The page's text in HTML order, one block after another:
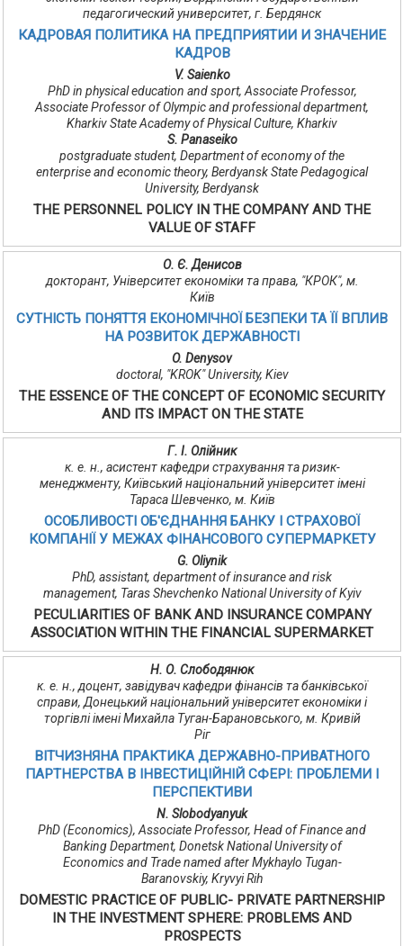
педагогический университет, г. Бердянск
КАДРОВАЯ ПОЛИТИКА НА ПРЕДПРИЯТИИ И ЗНАЧЕНИЕ
КАДРОВ
V. Saienko
PhD in physical education and sport, Associate Professor,
Associate Professor of Olympic and professional department,
Kharkiv State Academy of Physical Culture, Kharkiv
S. Panaseiko
postgraduate student, Department of economy of the
enterprise and economic theory, Berdyansk State Pedagogical
University, Berdyansk
THE PERSONNEL POLICY IN THE COMPANY AND THE
VALUE OF STAFF
О. Є. Денисов
докторант, Університет економіки та права, "КРОК", м.
Київ
СУТНІСТЬ ПОНЯТТЯ ЕКОНОМІЧНОЇ БЕЗПЕКИ ТА ЇЇ ВПЛИВ
НА РОЗВИТОК ДЕРЖАВНОСТІ
O. Denysov
doctoral, "KROK" University, Kiev
THE ESSENCE OF THE CONCEPT OF ECONOMIC SECURITY
AND ITS IMPACT ON THE STATE
Г. І. Олійник
к. е. н., асистент кафедри страхування та ризик-
менеджменту, Київський національний університет імені
Тараса Шевченко, м. Київ
ОСОБЛИВОСТІ ОБ'ЄДНАННЯ БАНКУ І СТРАХОВОЇ
КОМПАНІЇ У МЕЖАХ ФІНАНСОВОГО СУПЕРМАРКЕТУ
G. Oliynik
PhD, assistant, department of insurance and risk
management, Taras Shevchenko National University of Kyiv
PECULIARITIES OF BANK AND INSURANCE COMPANY
ASSOCIATION WITHIN THE FINANCIAL SUPERMARKET
Н. О. Слободянюк
к. е. н., доцент, завідувач кафедри фінансів та банківської
справи, Донецький національний університет економіки і
торгівлі імені Михайла Туган-Барановського, м. Кривій
Ріг
ВІТЧИЗНЯНА ПРАКТИКА ДЕРЖАВНО-ПРИВАТНОГО
ПАРТНЕРСТВА В ІНВЕСТИЦІЙНІЙ СФЕРІ: ПРОБЛЕМИ І
ПЕРСПЕКТИВИ
N. Slobodyanyuk
PhD (Economics), Associate Professor, Head of Finance and
Banking Department, Donetsk National University of
Economics and Trade named after Mykhaylo Tugan-
Baranovskiy, Kryvyi Rih
DOMESTIC PRACTICE OF PUBLIC- PRIVATE PARTNERSHIP
IN THE INVESTMENT SPHERE: PROBLEMS AND
PROSPECTS